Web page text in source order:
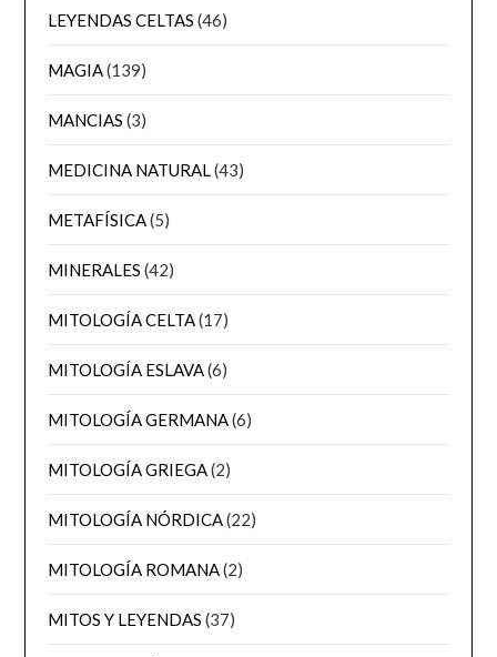
LEYENDAS CELTAS (46)
MAGIA(139)
MANCIAS (3)
MEDICINA NATURAL(43)
METAFÍSICA(5)
MINERALES (42)
MITOLOGÍA CELTA(17)
MITOLOGÍA ESLAVA(6)
MITOLOGÍA GERMANA(6)
MITOLOGÍA GRIEGA(2)
MITOLOGÍA NÓRDICA(22)
MITOLOGÍA ROMANA(2)
MITOS Y LEYENDAS (37)